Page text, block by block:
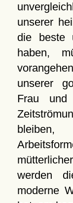
unserer
die beste
haben,
unserer
Frau
werden
moderne